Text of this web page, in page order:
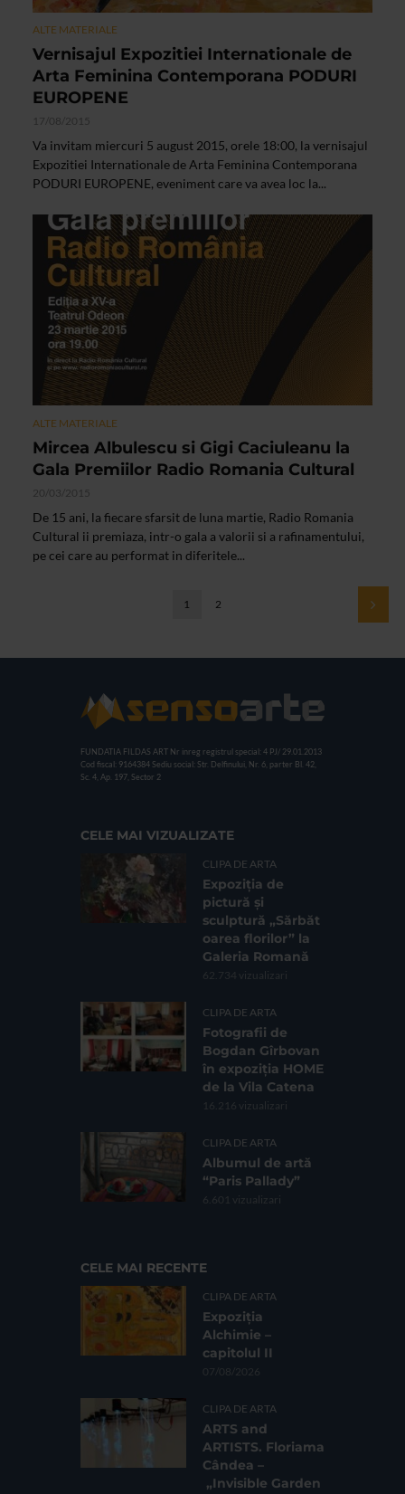
ALTE MATERIALE
Vernisajul Expozitiei Internationale de
Arta Feminina Contemporana PODURI
EUROPENE
17/08/2015
Va invitam miercuri 5 august 2015, orele 18:00, la vernisajul
Expozitiei Internationale de Arta Feminina Contemporana
PODURI EUROPENE, eveniment care va avea loc la...
ALTE MATERIALE
Mircea Albulescu si Gigi Caciuleanu la
Gala Premiilor Radio Romania Cultural
20/03/2015
De 15 ani, la fiecare sfarsit de luna martie, Radio Romania
Cultural ii premiaza, intr-o gala a valorii si a rafinamentului,
pe cei care au performat in diferitele...
1 2
FUNDATIA FILDAS ART Nr inreg registrul special: 4 PJ/ 29.01.2013
Cod fiscal: 9164384 Sediu social: Str. Delfinului, Nr. 6, parter Bl. 42,
Sc. 4, Ap. 197, Sector 2
CELE MAI VIZUALIZATE
CLIPA DE ARTA
Expoziția de
pictură și
sculptură „Sărbăt
oarea florilor” la
Galeria Romană
62.734 vizualizari
CLIPA DE ARTA
Fotografii de
Bogdan Gîrbovan
în expoziția HOME
de la Vila Catena
16.216 vizualizari
CLIPA DE ARTA
Albumul de artă
“Paris Pallady”
6.601 vizualizari
CELE MAI RECENTE
CLIPA DE ARTA
Expoziția
Alchimie –
capitolul II
07/08/2026
CLIPA DE ARTA
ARTS and
ARTISTS. Floriama
Cândea –
„Invisible Garden